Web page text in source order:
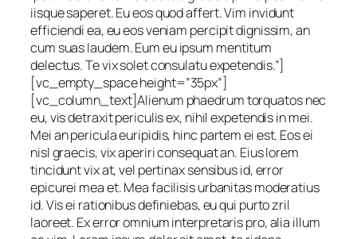
iisque saperet. Eu eos quod affert. Vim invidunt
efficiendi ea, eu eos veniam percipit dignissim, an
cum suas laudem. Eum eu ipsum mentitum
delectus. Te vix solet consulatu expetendis.”]
[vc_empty_space height=”35px”]
[vc_column_text]Alienum phaedrum torquatos nec
eu, vis detraxit periculis ex, nihil expetendis in mei.
Mei an pericula euripidis, hinc partem ei est. Eos ei
nisl graecis, vix aperiri consequat an. Eius lorem
tincidunt vix at, vel pertinax sensibus id, error
epicurei mea et. Mea facilisis urbanitas moderatius
id. Vis ei rationibus definiebas, eu qui purto zril
laoreet. Ex error omnium interpretaris pro, alia illum